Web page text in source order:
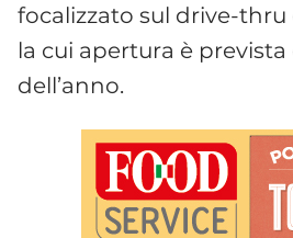
focalizzato sul drive-thru
la cui apertura è
dell’anno.